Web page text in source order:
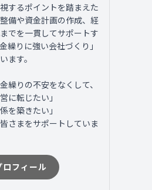
するポイントを踏まえた
備や資金計画の作成、経
でを一貫してサポートす
繰りに強い会社づくり」
ます。
繰りの不安をなくして、
に転じたい」
を築きたい」
さまをサポートしていま
ロフィール